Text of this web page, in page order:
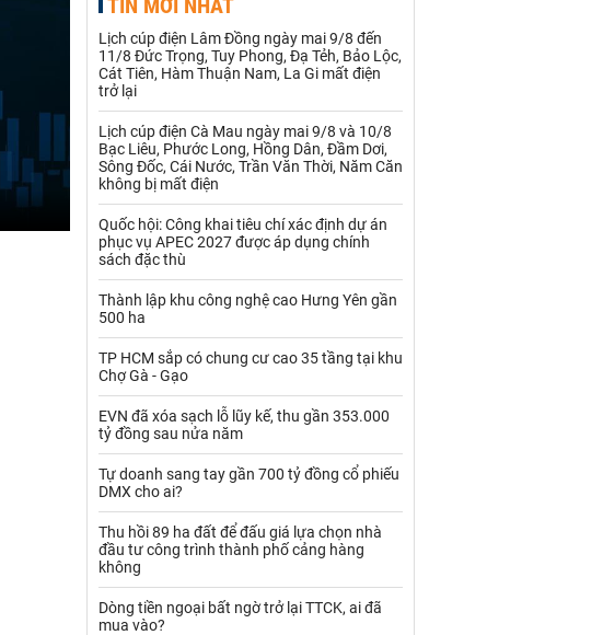
Khí đốt
Kim loại khác
Muối Ngũ cốc
Nhựa - Hạt nhựa
Palladium Phân bón
Rau - Củ -Quả Sắt thép
Sữa
Thủy hải sản khác Tôm
Vàng
VLXD khác Xăng dầu
Xi măng - Clynker
TIN MỚI NHẤT
Lịch cúp điện Lâm Đồng ngày mai 9/8 đến
11/8 Đức Trọng, Tuy Phong, Đạ Tẻh, Bảo Lộc,
Cát Tiên, Hàm Thuận Nam, La Gi mất điện
trở lại
Lịch cúp điện Cà Mau ngày mai 9/8 và 10/8
Bạc Liêu, Phước Long, Hồng Dân, Đầm Dơi,
Sông Đốc, Cái Nước, Trần Văn Thời, Năm Căn
không bị mất điện
Quốc hội: Công khai tiêu chí xác định dự án
phục vụ APEC 2027 được áp dụng chính
sách đặc thù
Thành lập khu công nghệ cao Hưng Yên gần
500 ha
TP HCM sắp có chung cư cao 35 tầng tại khu
Chợ Gà - Gạo
EVN đã xóa sạch lỗ lũy kế, thu gần 353.000
tỷ đồng sau nửa năm
Tự doanh sang tay gần 700 tỷ đồng cổ phiếu
DMX cho ai?
Thu hồi 89 ha đất để đấu giá lựa chọn nhà
đầu tư công trình thành phố cảng hàng
không
Dòng tiền ngoại bất ngờ trở lại TTCK, ai đã
mua vào?